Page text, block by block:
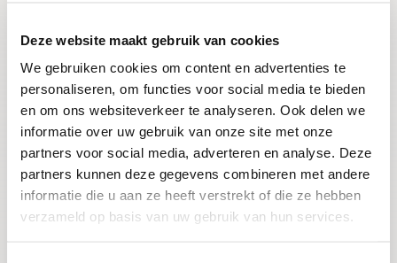
Deze website maakt gebruik van cookies
We gebruiken cookies om content en advertenties te
personaliseren, om functies voor social media te bieden
en om ons websiteverkeer te analyseren. Ook delen we
informatie over uw gebruik van onze site met onze
partners voor social media, adverteren en analyse. Deze
partners kunnen deze gegevens combineren met andere
informatie die u aan ze heeft verstrekt of die ze hebben
verzameld op basis van uw gebruik van hun services.
Blijf op de hoogte
Ontvang het laatste wijnnieuws, proeverijen en
evenementen
E-mailadres
Aanmelden